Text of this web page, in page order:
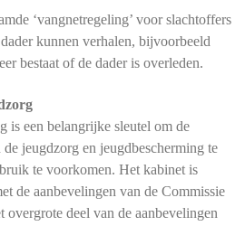
‘vangnetregeling’ voor slachtoffers
kunnen verhalen, bijvoorbeeld
bestaat of de dader is overleden.
is een belangrijke sleutel om de
jeugdzorg en jeugdbescherming te
te voorkomen. Het kabinet is
de aanbevelingen van de Commissie
overgrote deel van de aanbevelingen